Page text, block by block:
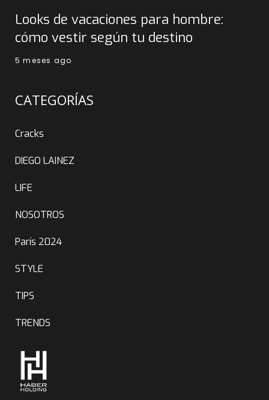
Looks de vacaciones para hombre:
cómo vestir según tu destino
5 meses ago
CATEGORÍAS
Cracks
DIEGO LAINEZ
LIFE
NOSOTROS
París 2024
STYLE
TIPS
TRENDS